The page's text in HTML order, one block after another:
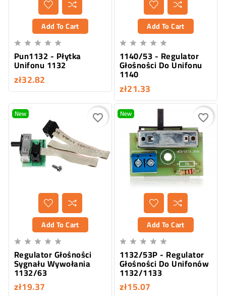
Add To Cart
    
Pun1132 - Płytka
Unifonu 1132
zł32.82
Add To Cart
    
1140/53 - Regulator
Głośności Do Unifonu
1140
zł21.33
New
Add To Cart
    
Regulator Głośności
Sygnału Wywołania
1132/63
zł19.37
favorite_border New
Add To Cart
    
1132/53P - Regulator
Głośności Do Unifonów
1132/1133
zł15.07
favorite_border